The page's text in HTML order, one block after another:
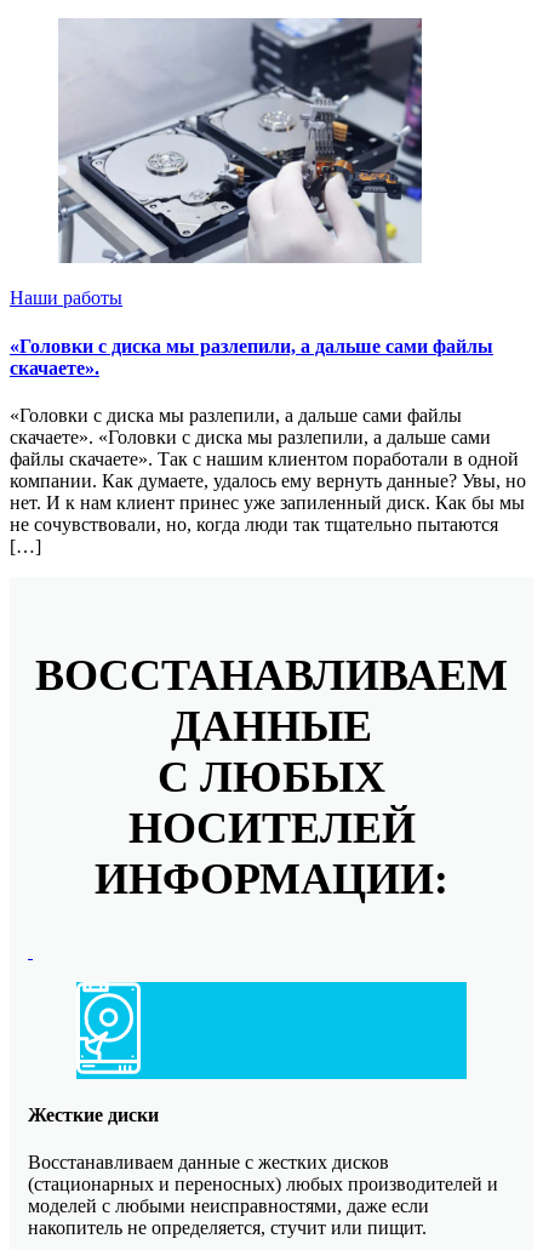
Наши работы
«Головки с диска мы разлепили, а дальше сами файлы
скачаете».
«Головки с диска мы разлепили, а дальше сами файлы
скачаете». «Головки с диска мы разлепили, а дальше сами
файлы скачаете». Так с нашим клиентом поработали в одной
компании. Как думаете, удалось ему вернуть данные? Увы, но
нет. И к нам клиент принес уже запиленный диск. Как бы мы
не сочувствовали, но, когда люди так тщательно пытаются
[…]
ВОССТАНАВЛИВАЕМ
ДАННЫЕ
С ЛЮБЫХ
НОСИТЕЛЕЙ
ИНФОРМАЦИИ:
Жесткие диски
Восстанавливаем данные с жестких дисков
(стационарных и переносных) любых производителей и
моделей с любыми неисправностями, даже если
накопитель не определяется, стучит или пищит.